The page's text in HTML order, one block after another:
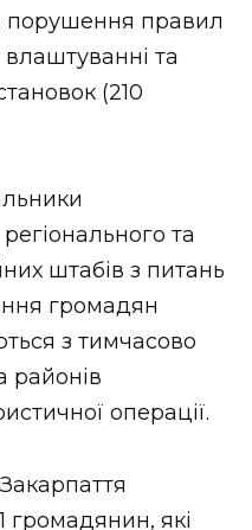
порушення правил
та
(210
та
штабів з питань
громадян
з тимчасово
районів
операції.
громадянин, які